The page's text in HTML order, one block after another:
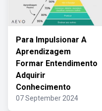
Para Impulsionar A
Aprendizagem
Formar Entendimento
Adquirir
Conhecimento
07 September 2024